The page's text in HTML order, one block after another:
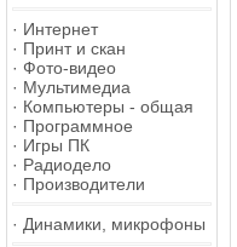
· Интернет
· Принт и скан
· Фото-видео
· Мультимедиа
· Компьютеры - общая
· Программное
· Игры ПК
· Радиодело
· Производители
· Динамики, микрофоны